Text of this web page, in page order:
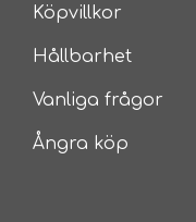
Köpvillkor
Hållbarhet
Vanliga frågor
Ångra köp